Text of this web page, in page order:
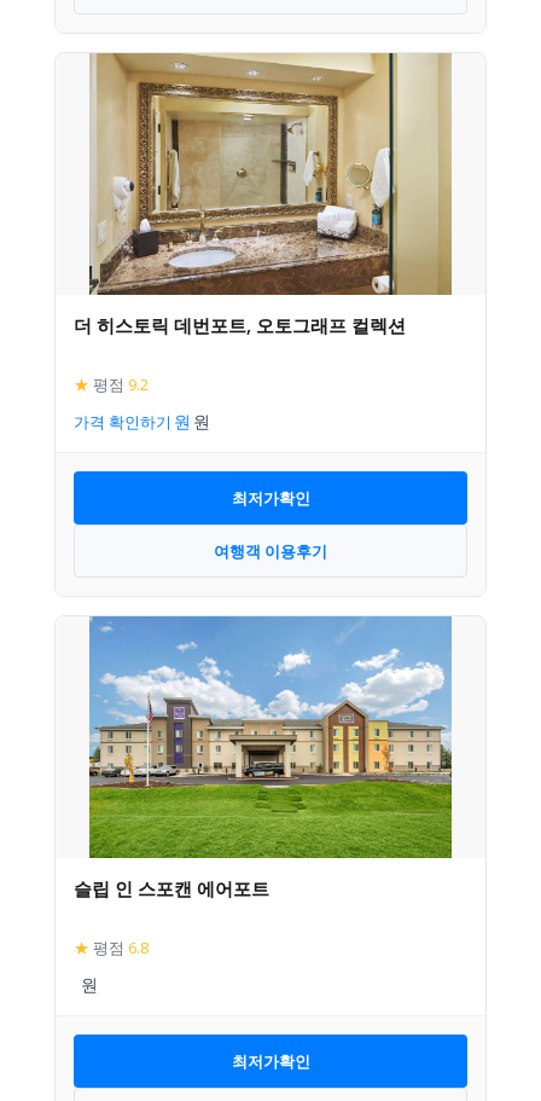
더 히스토릭 데번포트, 오토그래프 컬렉션
★ 평점 9.2
가격 확인하기
최저가확인
여행객 이용후기
슬립 인 스포캔 에어포트
★ 평점 6.8
최저가확인